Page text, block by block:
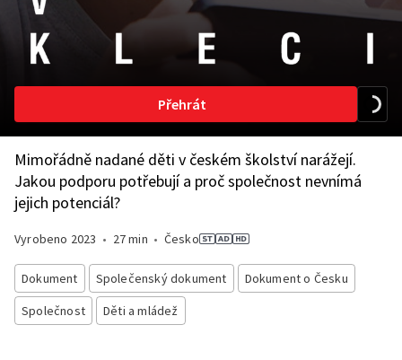
Přehrát
Mimořádně nadané děti v českém školství narážejí.
Jakou podporu potřebují a proč společnost nevnímá
jejich potenciál?
Vyrobeno 2023 • 27 min • Česko
Dokument Společenský dokument
Dokument o Česku
Společnost
Děti a mládež